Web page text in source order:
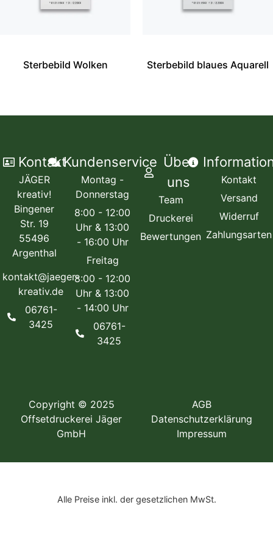
Sterbebild Wolken Sterbebild blaues Aquarell
Kontakt
JÄGER
kreativ!
Bingener
Str. 19
55496
Argenthal
kontakt@jaeger-
kreativ.de
06761-
3425
Kundenservice
Montag -
Donnerstag
8:00 - 12:00
Uhr & 13:00
- 16:00 Uhr
Freitag
8:00 - 12:00
Uhr & 13:00
- 14:00 Uhr
06761-
3425
Über
uns
Team
Druckerei
Bewertungen
Kontakt
Versand
Widerruf
Zahlungsarten
Copyright © 2025
Offsetdruckerei Jäger
GmbH
AGB
Datenschutzerklärung
Impressum
Alle Preise inkl. der gesetzlichen MwSt.